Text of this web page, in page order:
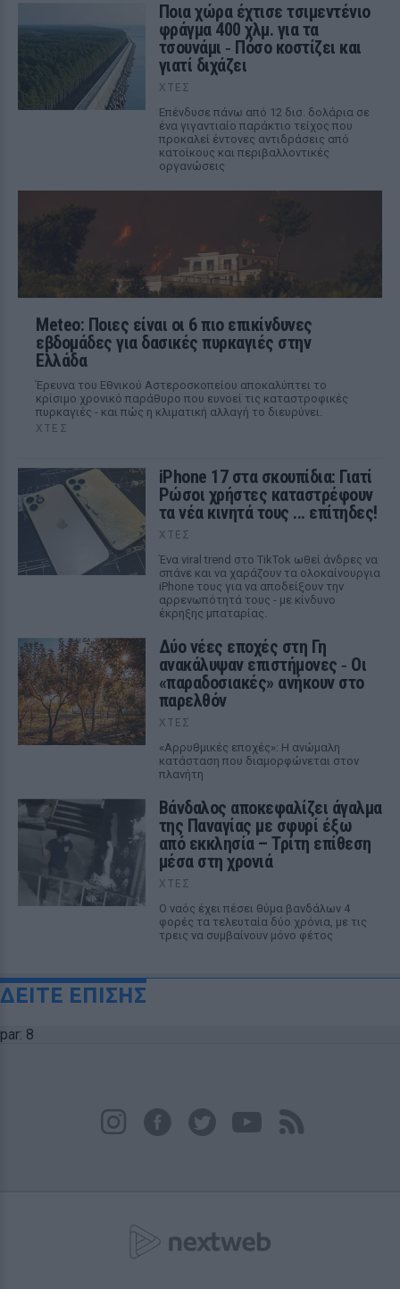
Ποια χώρα έχτισε τσιμεντένιο
φράγμα 400 χλμ. για τα
τσουνάμι ‑ Πόσο κοστίζει και
γιατί διχάζει
ΧΤΕΣ
Επένδυσε πάνω από 12 δισ. δολάρια σε
ένα γιγαντιαίο παράκτιο τείχος που
προκαλεί έντονες αντιδράσεις από
κατοίκους και περιβαλλοντικές
οργανώσεις
Meteo: Ποιες είναι οι 6 πιο επικίνδυνες
εβδομάδες για δασικές πυρκαγιές στην
Ελλάδα
Έρευνα του Εθνικού Αστεροσκοπείου αποκαλύπτει το
κρίσιμο χρονικό παράθυρο που ευνοεί τις καταστροφικές
πυρκαγιές - και πώς η κλιματική αλλαγή το διευρύνει.
ΧΤΕΣ
iPhone 17 στα σκουπίδια: Γιατί
Ρώσοι χρήστες καταστρέφουν
τα νέα κινητά τους ... επίτηδες!
ΧΤΕΣ
Ένα viral trend στο TikTok ωθεί άνδρες να
σπάνε και να χαράζουν τα ολοκαίνουργια
iPhone τους για να αποδείξουν την
αρρενωπότητά τους - με κίνδυνο
έκρηξης μπαταρίας.
Δύο νέες εποχές στη Γη
ανακάλυψαν επιστήμονες ‑ Oι
«παραδοσιακές» ανήκουν στο
παρελθόν
ΧΤΕΣ
«Αρρυθμικές εποχές»: Η ανώμαλη
κατάσταση που διαμορφώνεται στον
πλανήτη
Βάνδαλος αποκεφαλίζει άγαλμα
της Παναγίας με σφυρί έξω
από εκκλησία – Τρίτη επίθεση
μέσα στη χρονιά
ΧΤΕΣ
Ο ναός έχει πέσει θύμα βανδάλων 4
φορές τα τελευταία δύο χρόνια, με τις
τρεις να συμβαίνουν μόνο φέτος
ΔΕΙΤΕ ΕΠΙΣΗΣ
par: 8